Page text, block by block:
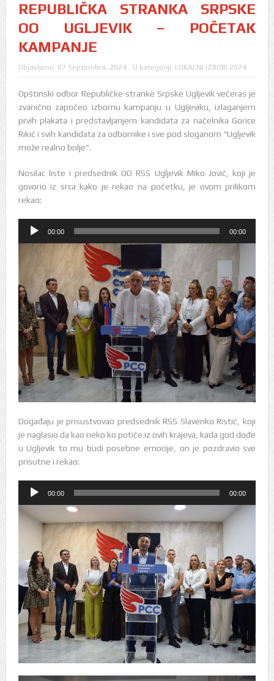
REPUBLIČKA STRANKA SRPSKE
OO UGLJEVIK – POČETAK
KAMPANJE
Objavljeno: 07 Septembra, 2024 U kategoriji: LOKALNI IZBORI 2024
Opštinski odbor Republičke stranke Srpske Ugljevik večeras je
zvanično započeo izbornu kampanju u UgIjeviku, izlaganjem
prvih plakata i predstavljanjem kandidata za načelnika Gorice
Rikić i svih kandidata za odbornike i sve pod sloganom “Ugljevik
može realno bolje”.
Nosilac liste i predsednik OO RSS Ugljevik Miko Jović, koji je
govorio iz srca kako je rekao na početku, je ovom prilikom
rekao:
Audio
Player
00:00 00:00
Događaju je prisustvovao predsednik RSS Slavenko Ristić, koji
je naglasio da kao neko ko potiče iz ovih krajeva, kada god dođe
u Ugljevik to mu budi posebne emocije, on je pozdravio sve
prisutne i rekao:
Audio
Player
00:00 00:00